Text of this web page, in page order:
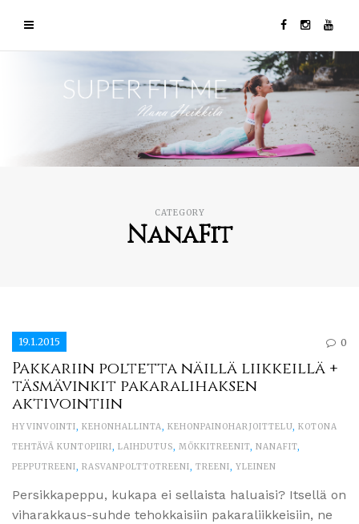
CATEGORY
NanaFit
19.1.2015 0
Pakkariin poltetta näillä liikkeillä +
täsmävinkit pakaralihaksen
aktivointiin
HYVINVOINTI, KEHONHALLINTA, KEHONPAINOHARJOITTELU, KOTONA
TEHTÄVÄ KUNTOPIIRI, LAIHDUTUS, MÖKKITREENIT, NANAFIT,
PEPPUTREENI, RASVANPOLTTOTREENI, TREENI, YLEINEN
Persikkapeppu, kukapa ei sellaista haluaisi? Itsellä on
viharakkaus-suhde tehokkaisiin pakaraliikkeisiin, ne